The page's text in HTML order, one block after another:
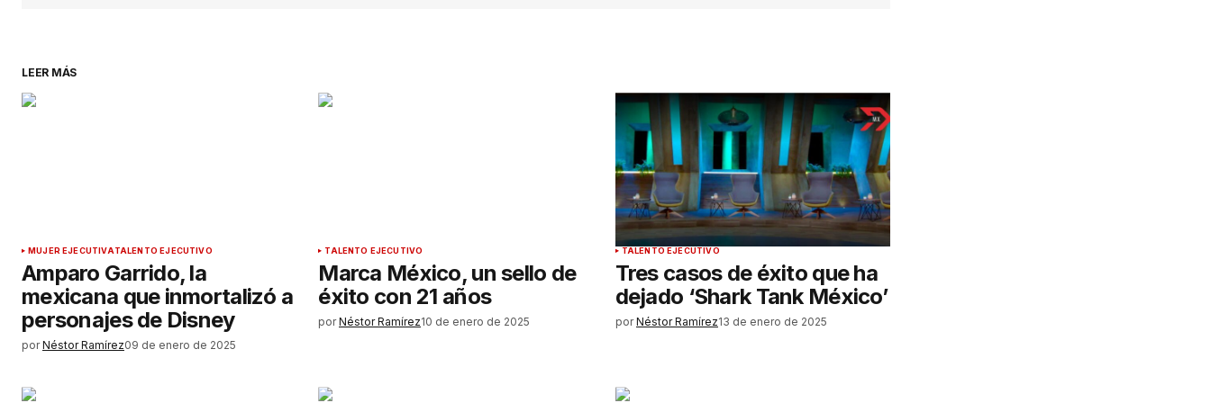
LEER MÁS
MUJER EJECUTIVATALENTO EJECUTIVO
Amparo Garrido, la
mexicana que inmortalizó a
personajes de Disney
por Néstor Ramírez09 de enero de 2025
TALENTO EJECUTIVO
Marca México, un sello de
éxito con 21 años
por Néstor Ramírez10 de enero de 2025
TALENTO EJECUTIVO
Tres casos de éxito que ha
dejado ‘Shark Tank México’
por Néstor Ramírez13 de enero de 2025